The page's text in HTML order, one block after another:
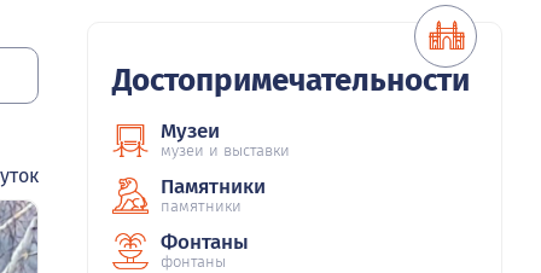
Достопримечательности
Музеи
музеи и выставки
Памятники
памятники
Фонтаны
фонтаны